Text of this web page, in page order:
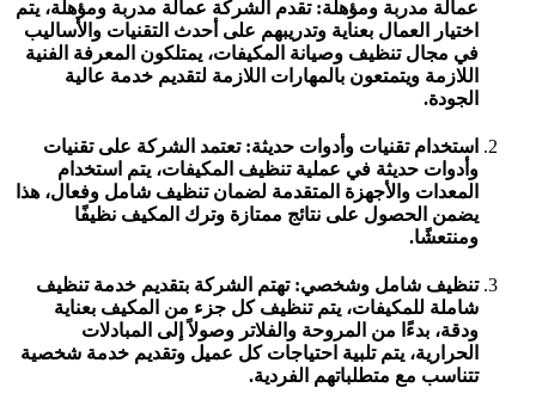
عمالة مدربة ومؤهلة: تقدم الشركة عمالة مدربة ومؤهلة، يتم
اختيار العمال بعناية وتدريبهم على أحدث التقنيات والأساليب
في مجال تنظيف وصيانة المكيفات، يمتلكون المعرفة الفنية
اللازمة ويتمتعون بالمهارات اللازمة لتقديم خدمة عالية
الجودة.
استخدام تقنيات وأدوات حديثة: تعتمد الشركة على تقنيات
وأدوات حديثة في عملية تنظيف المكيفات، يتم استخدام
المعدات والأجهزة المتقدمة لضمان تنظيف شامل وفعال، هذا
يضمن الحصول على نتائج ممتازة وترك المكيف نظيفًا
ومنتعشًا.
تنظيف شامل وشخصي: تهتم الشركة بتقديم خدمة تنظيف
شاملة للمكيفات، يتم تنظيف كل جزء من المكيف بعناية
ودقة، بدءًا من المروحة والفلاتر وصولاً إلى المبادلات
الحرارية، يتم تلبية احتياجات كل عميل وتقديم خدمة شخصية
تتناسب مع متطلباتهم الفردية.